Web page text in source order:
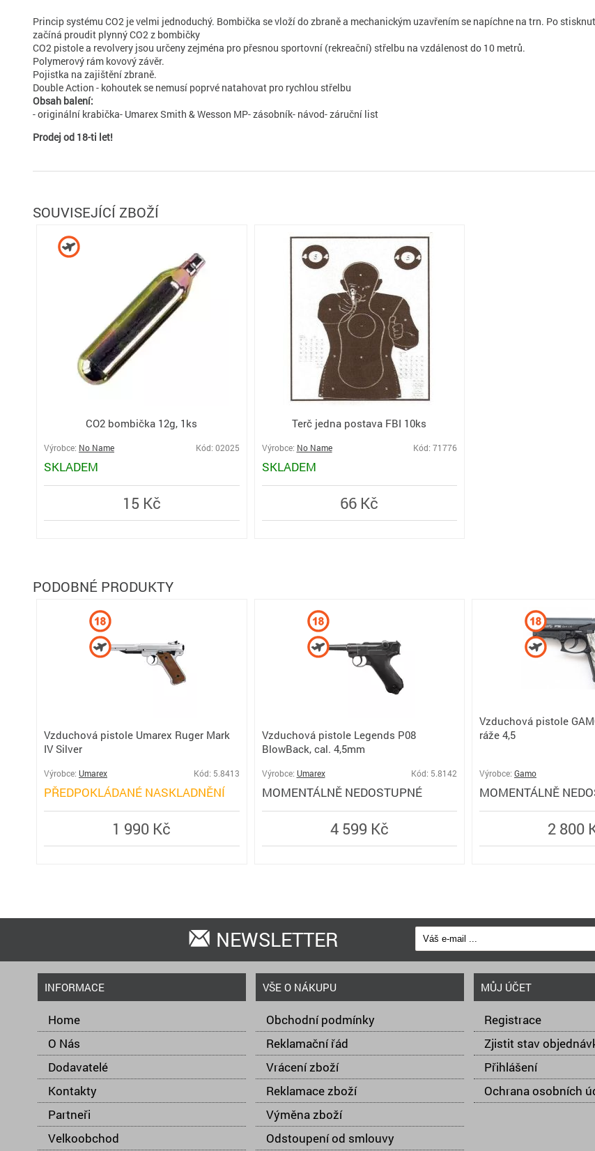
Princip systému CO2 je velmi jednoduchý. Bombička se vloží do zbraně a mechanickým uzavřením se napíchne na trn. Po
začíná proudit plynný CO2 z bombičky
CO2 pistole a revolvery jsou určeny zejména pro přesnou sportovní (rekreační) střelbu na vzdálenost do 10 metrů.
Polymerový rám kovový závěr.
Pojistka na zajištění zbraně.
Double Action - kohoutek se nemusí poprvé natahovat pro rychlou střelbu
Obsah balení:
- originální krabička- Umarex Smith & Wesson MP- zásobník- návod- záruční list
Prodej od 18-ti let!
SOUVISEJÍCÍ ZBOŽÍ
CO2 bombička 12g, 1ks
Výrobce: No Name Kód: 02025
SKLADEM
15 Kč
Terč jedna postava FBI 10ks
Výrobce: No Name Kód: 71776
SKLADEM
66 Kč
PODOBNÉ PRODUKTY
Vzduchová pistole Umarex Ruger Mark
IV Silver
Výrobce: Umarex Kód: 5.8413
PŘEDPOKLÁDANÉ NASKLADNĚNÍ
1 990 Kč
Vzduchová pistole Legends P08
BlowBack, cal. 4,5mm
Výrobce: Umarex Kód: 5.8142
MOMENTÁLNĚ NEDOSTUPNÉ
4 599 Kč
Vzduchová pistole
ráže 4,5
Výrobce: Gamo
MOMENTÁLNĚ
2 800
NEWSLETTER
INFORMACE
Home
O Nás
Dodavatelé
Kontakty
Partneři
Velkoobchod
VŠE O NÁKUPU
Obchodní podmínky
Reklamační řád
Vrácení zboží
Reklamace zboží
Výměna zboží
Odstoupení od smlouvy
MŮJ ÚČET
Registrace
Zjistit stav
Přihlášení
Ochrana osobních